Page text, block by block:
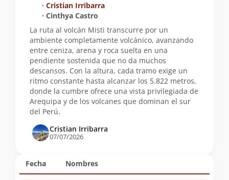
Fecha Nombres
∙ Cristian Irribarra
∙ Cinthya Castro
La ruta al volcán Misti transcurre por un
ambiente completamente volcánico, avanzando
entre ceniza, arena y roca suelta en una
pendiente sostenida que no da muchos
descansos. Con la altura, cada tramo exige un
ritmo constante hasta alcanzar los 5.822 metros,
donde la cumbre ofrece una vista privilegiada de
Arequipa y de los volcanes que dominan el sur
del Perú.
Cristian Irribarra
07/07/2026